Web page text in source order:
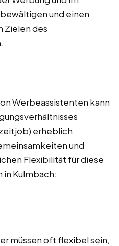
und einen
Zielen des
Werbeassistenten kann
erheblich
und
Flexibilität für diese
Kulmbach:
müssen oft flexibel sein,